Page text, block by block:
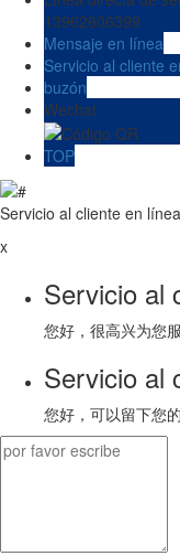
13962606399
Mensaje en línea
Servicio al cliente
buzón
Wechat
TOP
Servicio al cliente en línea
x
Servicio al
您好，很高兴为您
Servicio al
您好，可以留下您